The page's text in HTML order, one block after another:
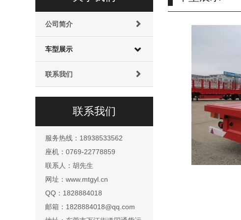
公司简介
车型展示
联系我们
联系我们
服务热线：18938533562
座机：0769-22778859
联系人：胡先生
网址：www.mtgyl.cn
QQ：1828884018
邮箱：1828884018@qq.com